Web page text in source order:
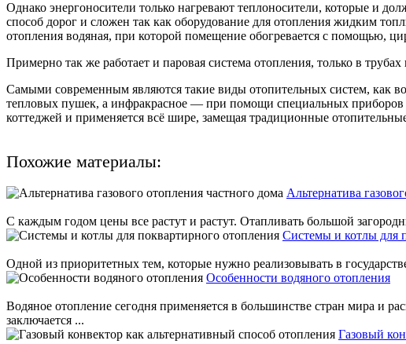
Однако энергоносители только нагревают теплоносители, которые и
способ дорог и сложен так как оборудование для отопления жидким
отопления водяная, при которой помещение обогревается с помощью,
Примерно так же работает и паровая система отопления, только в
Самыми современным являются такие виды отопительных систем, как
тепловых пушек, а инфракрасное — при помощи специальных приборов
коттеджей и применяется всё шире, замещая традиционные
Похожие материалы:
Альтернатива
С каждым годом цены все растут и растут. Отапливать большой
Системы и котлы для
Одной из приоритетных тем, которые нужно реализовывать в
Особенности водяного отопления
Водяное отопление сегодня применяется в большинстве стран мира и
заключается ...
Газовый